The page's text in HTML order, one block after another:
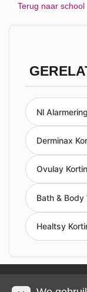
Terug naar school
Nl
Derminax
Ovulay
Bath &
Healtsy
Privacy en cookies